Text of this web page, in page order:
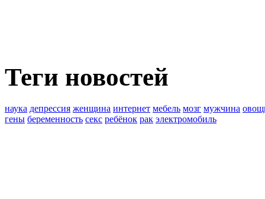
Теги новостей
наука депрессия женщина интернет мебель мозг мужчина
гены беременность секс ребёнок рак электромобиль